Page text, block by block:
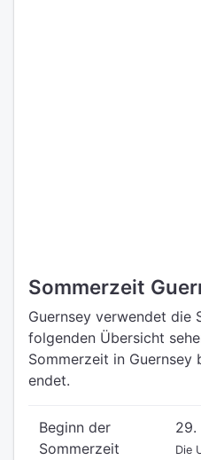
Sommerzeit
Guernsey verwendet die
folgenden Übersicht
Sommerzeit in Guernsey
endet.
Beginn der
Sommerzeit
29.
Die